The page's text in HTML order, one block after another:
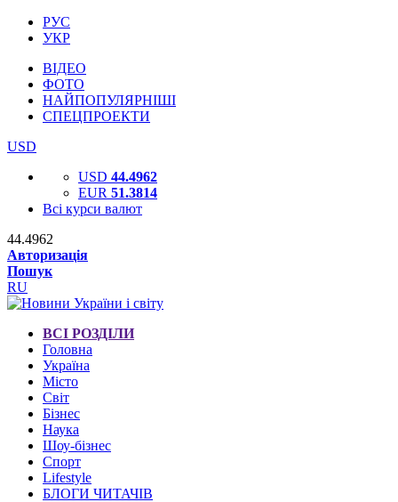
РУС
УКР
ВІДЕО
ФОТО
НАЙПОПУЛЯРНІШІ
СПЕЦПРОЕКТИ
USD
USD 44.4962
EUR 51.3814
Всі курси валют
44.4962
Авторизація
Пошук
RU
ВСІ РОЗДІЛИ
Головна
Україна
Місто
Світ
Бізнес
Наука
Шоу-бізнес
Спорт
Lifestyle
БЛОГИ ЧИТАЧІВ